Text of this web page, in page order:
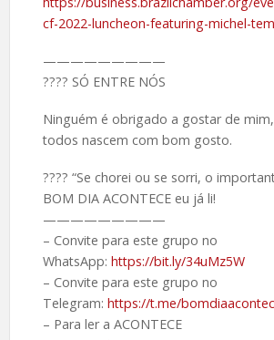
cf-2022-luncheon-featuring-michel-
—————————
???? SÓ ENTRE NÓS
Ninguém é obrigado a gostar de
todos nascem com bom gosto.
???? “Se chorei ou se sorri, o
BOM DIA ACONTECE eu já li!
—————————
– Convite para este grupo no
WhatsApp: https://bit.ly/34uMz5W
– Convite para este grupo no
Telegram: https://t.me/
– Para ler a ACONTECE